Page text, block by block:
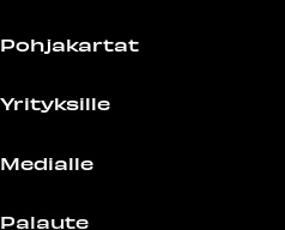
Pohjakartat
Yrityksille
Medialle
Palaute